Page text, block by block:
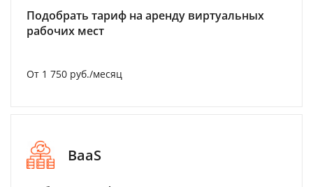
Подобрать тариф на аренду виртуальных
рабочих мест
От 1 750 руб./месяц
BaaS